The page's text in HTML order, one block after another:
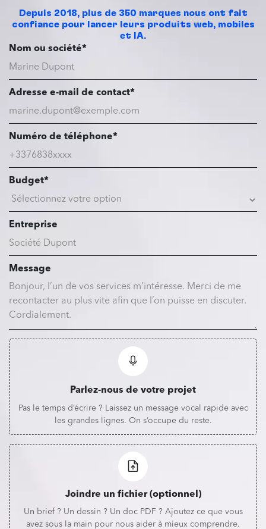
Depuis 2018, plus de 350 marques nous ont fait
confiance pour lancer leurs produits web, mobiles
et IA.
Nom ou société*
Adresse e-mail de contact*
Numéro de téléphone*
Budget*
Entreprise
Message
Parlez-nous de votre projet
Pas le temps d’écrire ? Laissez un message vocal rapide avec
les grandes lignes. On s’occupe du reste.
Joindre un fichier (optionnel)
Un brief ? Un dessin ? Un doc PDF ? Ajoutez ce que vous
avez sous la main pour nous aider à mieux comprendre.